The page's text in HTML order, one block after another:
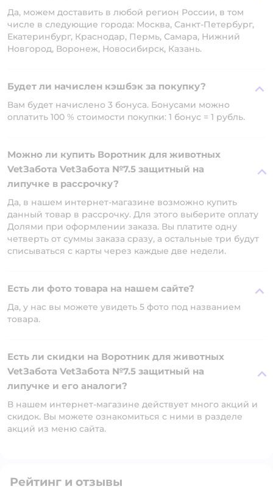
Да, можем доставить в любой регион России, в том
числе в следующие города: Москва, Санкт-Петербург,
Екатеринбург, Краснодар, Пермь, Самара, Нижний
Новгород, Воронеж, Новосибирск, Казань.
Будет ли начислен кэшбэк за покупку?
Вам будет начислено 3 бонуса. Бонусами можно
оплатить 100 % стоимости покупки: 1 бонус = 1 рубль.
Можно ли купить Воротник для животных
VetЗабота VetЗабота №7.5 защитный на
липучке в рассрочку?
Да, в нашем интернет-магазине возможно купить
данный товар в рассрочку. Для этого выберите оплату
Долями при оформлении заказа. Вы платите одну
четверть от суммы заказа сразу, а остальные три будут
списываться с карты через каждые две недели.
Есть ли фото товара на нашем сайте?
Да, у нас вы можете увидеть 5 фото под названием
товара.
Есть ли скидки на Воротник для животных
VetЗабота VetЗабота №7.5 защитный на
липучке и его аналоги?
В нашем интернет-магазине действует много акций и
скидок. Вы можете ознакомиться с ними в разделе
акций из меню сайта.
Рейтинг и отзывы